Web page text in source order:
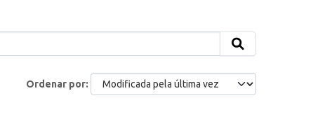
Ordenar por